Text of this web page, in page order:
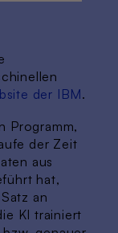
der IBM.
Programm,
der Zeit
aus
hat,
an
KI trainiert